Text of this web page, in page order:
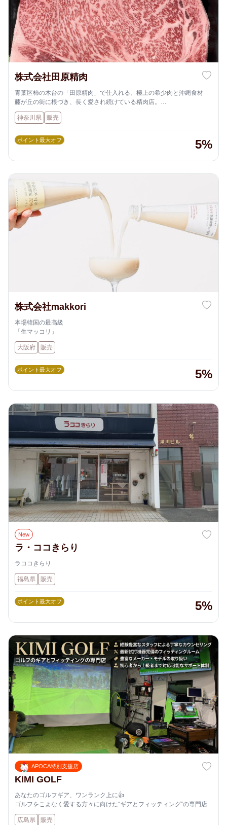
株式会社田原精肉
青葉区柿の木台の「田原精肉」で仕入れる、極上の希少肉と沖縄食材
藤が丘の街に根づき、長く愛され続けている精肉店。
その温かさの理由は、沖縄出身の店主の人柄にあります。
神奈川県
販売
ポイント最大オフ 5%
株式会社makkori
本場韓国の最高級
「生マッコリ」
大阪府 販売
ポイント最大オフ 5%
New
ラ・ココきらり
ラココきらり
福島県 販売
ポイント最大オフ 5%
APOCA特別支援店
KIMI GOLF
あなたのゴルフギア、ワンランク上に👍
ゴルフをこよなく愛する方々に向けた“ギアとフィッティング”の専門店
広島県 販売